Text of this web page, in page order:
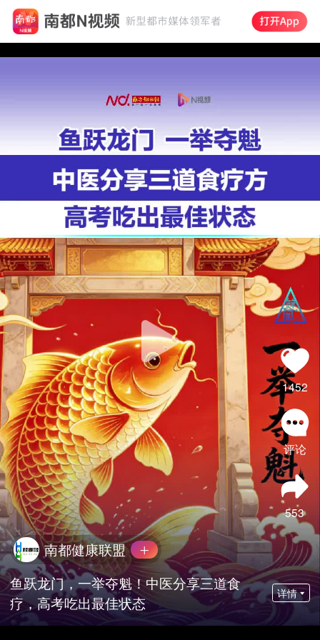
1452
评论
553
南都健康联盟
鱼跃龙门，一举夺魁！中医分享三道食
疗，高考吃出最佳状态
详情